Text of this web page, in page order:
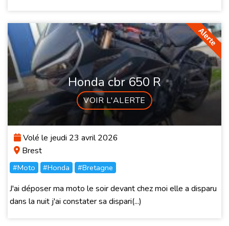
Honda cbr 650 R
VOIR L'ALERTE
Volé le jeudi 23 avril 2026
Brest
#Moto #Honda #Bretagne
J'ai déposer ma moto le soir devant chez moi elle a disparu
dans la nuit j'ai constater sa dispari(...)